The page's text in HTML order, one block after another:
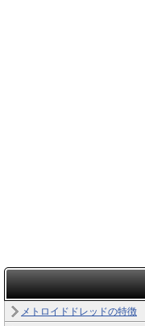
メトロイドドレッドの特徴